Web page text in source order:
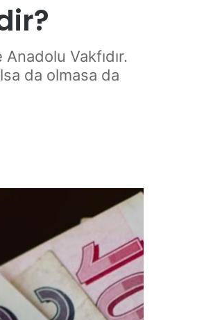
Vakfıdır.
da olmasa da